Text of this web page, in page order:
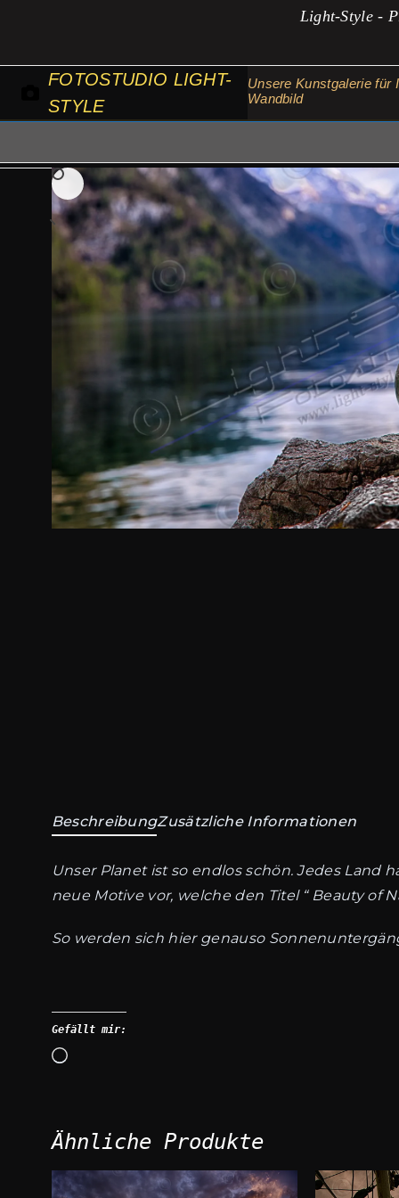
springen
Light-Style -
FOTOSTUDIO LIGHT-
STYLE
Unsere Kunstgalerie für
Wandbild
BeschreibungZusätzliche Informationen
Unser Planet ist so endlos schön. Jedes Land
neue Motive vor, welche den Titel “ Beauty of
So werden sich hier genauso
Gefällt mir:
Wird
Ähnliche Produkte
Dieses
Dieses